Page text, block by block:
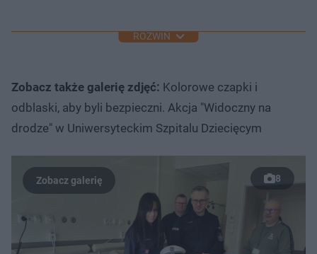
ROZWIŃ
Zobacz także galerię zdjęć: Kolorowe czapki i
odblaski, aby byli bezpieczni. Akcja "Widoczny na
drodze" w Uniwersyteckim Szpitalu Dziecięcym
8